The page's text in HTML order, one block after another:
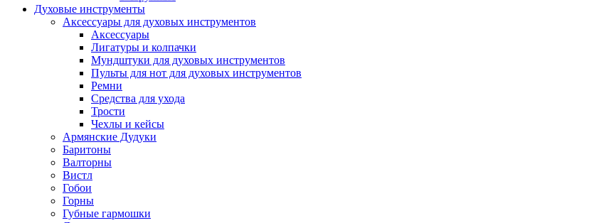
Духовые инструменты
Аксессуары для духовых инструментов
Аксессуары
Лигатуры и колпачки
Мундштуки для духовых инструментов
Пульты для нот для духовых инструментов
Ремни
Средства для ухода
Трости
Чехлы и кейсы
Армянские Дудуки
Баритоны
Валторны
Вистл
Гобои
Горны
Губные гармошки